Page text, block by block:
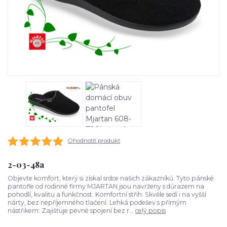
Ohodnotit produkt
2-03-48a
Objevte komfort, který si získal srdce našich zákazníků. Tyto pánské
pantofle od rodinné firmy MJARTAN jsou navrženy s důrazem na
pohodlí, kvalitu a funkčnost. Komfortní střih: Skvěle sedí i na vyšší
nárty, bez nepříjemného tlačení. Lehká podešev s přímým
nástřikem: Zajišťuje pevné spojení bez r... celý popis